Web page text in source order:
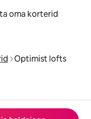
oma korterid
Optimist lofts